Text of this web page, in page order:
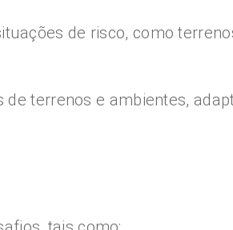
de risco, como
terrenos e ambientes,